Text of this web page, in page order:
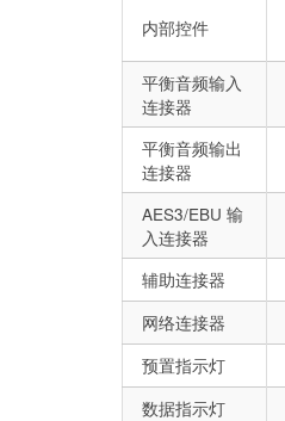
内部控件
平衡音频输入
连接器
平衡音频输出
连接器
AES3/EBU 输
入连接器
辅助连接器
网络连接器
预置指示灯
数据指示灯